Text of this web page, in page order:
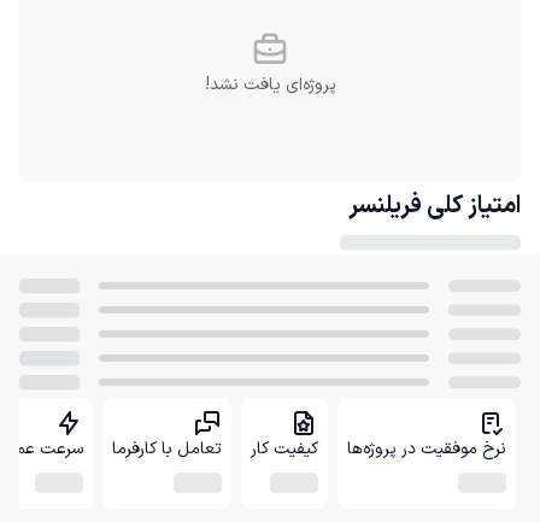
پروژه‌ای یافت نشد!
امتیاز کلی فریلنسر
نرخ موفقیت در پروژه‌ها کیفیت کار تعامل با کارفرما سرعت عمل